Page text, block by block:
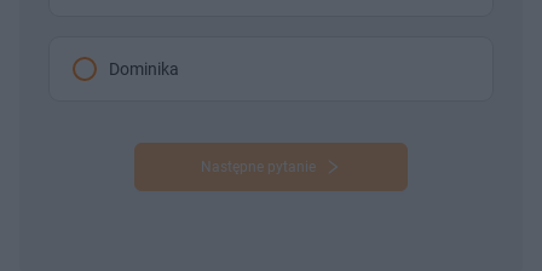
Dominika
Następne pytanie